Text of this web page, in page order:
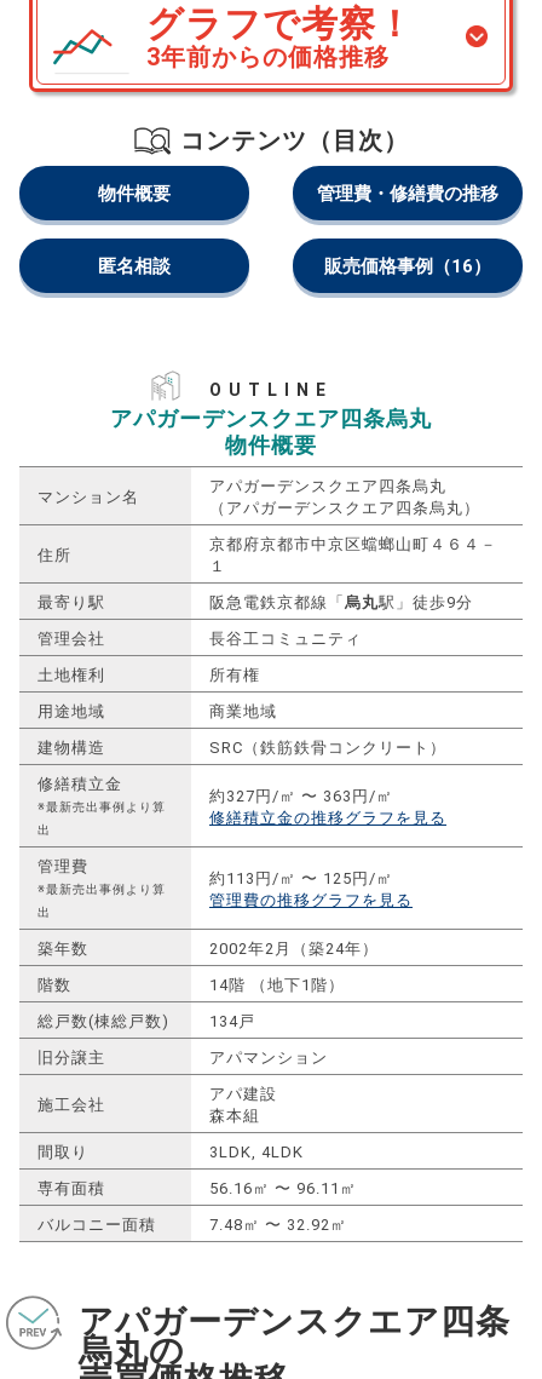
グラフで考察！
3年前からの価格推移
コンテンツ（目次）
物件概要 管理費・修繕費の推移
匿名相談 販売価格事例 （16）
OUTLINE
アパガーデンスクエア四条烏丸
物件概要
マンション名
アパガーデンスクエア四条烏丸
（アパガーデンスクエア四条烏丸）
住所
京都府京都市中京区蟷螂山町４６４－
１
最寄り駅
阪急電鉄京都線「 烏丸駅」徒歩9分
管理会社
長谷工コミュニティ
土地権利
所有権
用途地域
商業地域
建物構造
SRC（鉄筋鉄骨コンクリート）
修繕積立金
※最新売出事例より算
出
約327円/㎡ 〜 363円/㎡
修繕積立金の推移グラフを見る
管理費
※最新売出事例より算
出
約113円/㎡ 〜 125円/㎡
管理費の推移グラフを見る
築年数
2002年2月（築24年）
階数
14階 （地下1階）
総戸数(棟総戸数)
134戸
旧分譲主
アパマンション
施工会社
アパ建設
森本組
間取り
3LDK, 4LDK
専有面積
56.16㎡ 〜 96.11㎡
バルコニー面積
7.48㎡ 〜 32.92㎡
アパガーデンスクエア四条
烏丸の